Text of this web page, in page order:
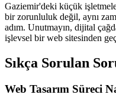
Gaziemir'deki küçük
bir zorunluluk değil, aynı
adım. Unutmayın, dijital
işlevsel bir web sitesinden
Sıkça Sorulan
Web Tasarım Süreci